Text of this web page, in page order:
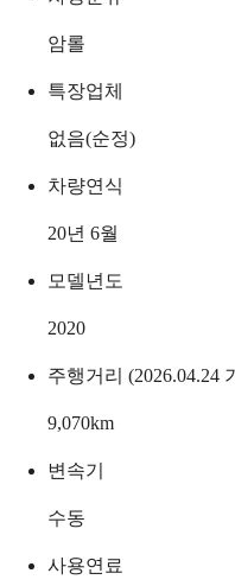
암롤
특장업체
없음(순정)
차량연식
20년 6월
모델년도
2020
주행거리 (2026.04.24
9,070km
변속기
수동
사용연료